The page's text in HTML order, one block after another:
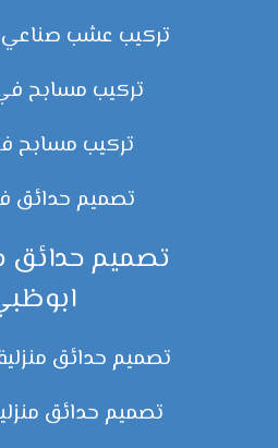
تركيب عشب
تركيب مسابح
تركيب مسابح
تصميم حدائق
تصميم حدائق
تصميم حدائق
تصميم حدائق